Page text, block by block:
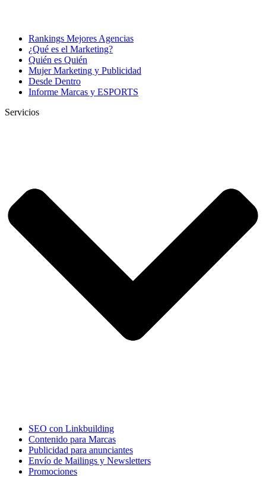
Rankings Mejores Agencias
¿Qué es el Marketing?
Quién es Quién
Mujer Marketing y Publicidad
Desde Dentro
Informe Marcas y ESPORTS
Servicios
SEO con Linkbuilding
Contenido para Marcas
Publicidad para anunciantes
Envío de Mailings y Newsletters
Promociones